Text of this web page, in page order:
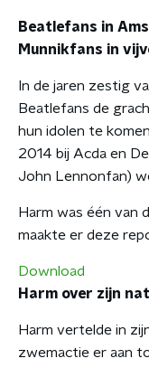
Beatlefans in
Munnikfans in
In de jaren zestig
Beatlefans de
hun idolen te
2014 bij Acda en
John Lennonfan)
Harm was één van
maakte er deze
Download
Harm over zijn
Harm vertelde in
zwemactie er aan